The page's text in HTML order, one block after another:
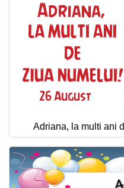
Adriana, la multi ani